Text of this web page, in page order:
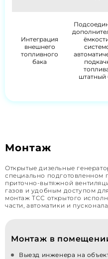
Интеграция
внешнего
топливного
бака
штатный
Монтаж
Открытые дизельные
специально подготовленном
приточно‑вытяжной
газов и удобным доступом
монтаж ТСС открытого
части, автоматики и
Монтаж в
Выезд инженера на